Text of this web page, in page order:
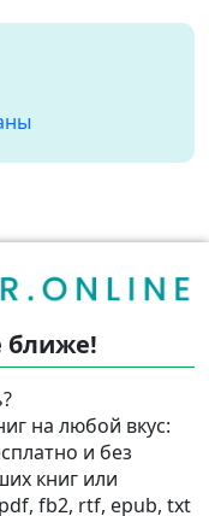
ближе!
на любой вкус:
и без
книг или
fb2, rtf, epub, txt